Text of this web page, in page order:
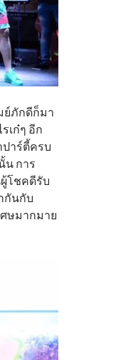
ย์ภักดีก็มา
เก๋ๆ อีก
ปาร์ตี้ครบ
น การ
โชคดีรับ
กันกับ
ษมากมาย